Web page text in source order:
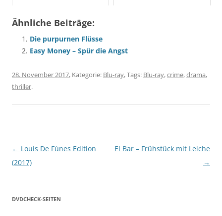
Ähnliche Beiträge:
Die purpurnen Flüsse
Easy Money – Spür die Angst
28. November 2017, Kategorie: Blu-ray, Tags: Blu-ray,crime,drama,
thriller.
Beitragsnavigation
← Louis De Fùnes Edition
(2017)
El Bar – Frühstück mit Leiche
→
DVDCHECK-SEITEN